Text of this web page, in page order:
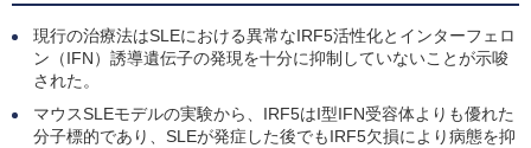
現行の治療法はSLEにおける異常なIRF5活性化とインターフェロ
ン（IFN）誘導遺伝子の発現を十分に抑制していないことが示唆
された。
マウスSLEモデルの実験から、IRF5はI型IFN受容体よりも優れた
分子標的であり、SLEが発症した後でもIRF5欠損により病態を抑